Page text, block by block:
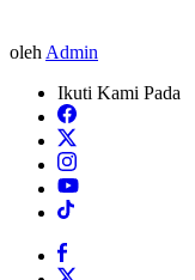
oleh Admin
Ikuti Kami Pada